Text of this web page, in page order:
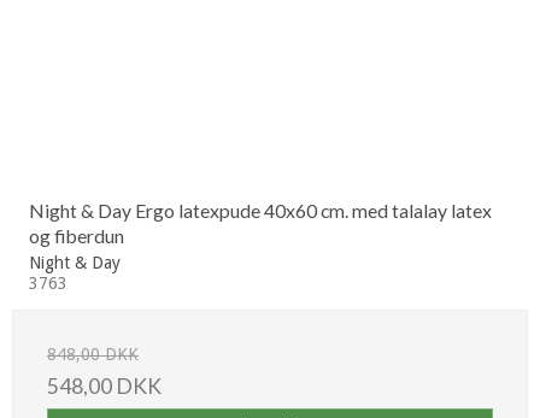
Night & Day Ergo latexpude 40x60 cm. med talalay latex
og fiberdun
Night & Day
3763
848,00 DKK
548,00 DKK